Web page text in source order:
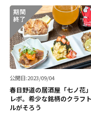
公開日:2023/09/04
春日野道の居酒屋「七ノ花
レポ。希少な銘柄のクラフ
ルがそろう